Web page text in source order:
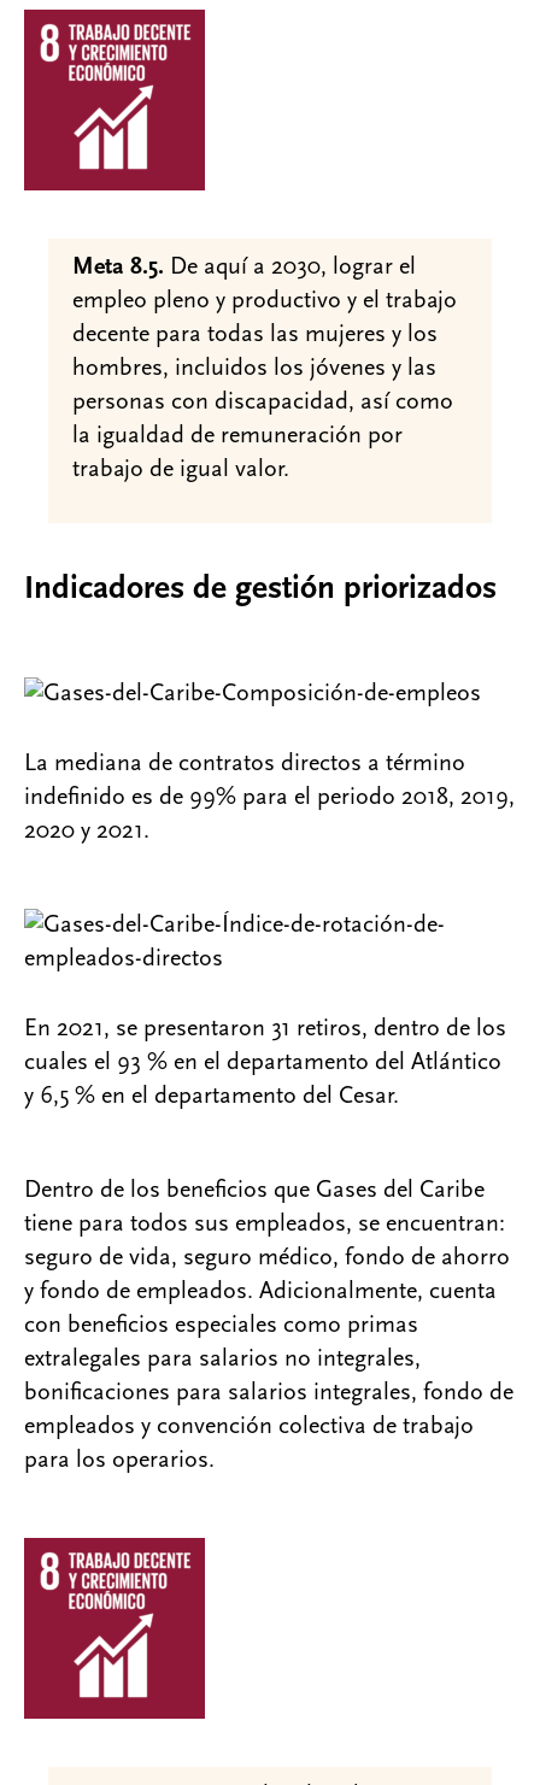
Meta 8.5. De aquí a 2030, lograr el
empleo pleno y productivo y el trabajo
decente para todas las mujeres y los
hombres, incluidos los jóvenes y las
personas con discapacidad, así como
la igualdad de remuneración por
trabajo de igual valor.
Indicadores de gestión priorizados
La mediana de contratos directos a término
indefinido es de 99% para el periodo 2018, 2019,
2020 y 2021.
En 2021, se presentaron 31 retiros, dentro de los
cuales el 93 % en el departamento del Atlántico
y 6,5 % en el departamento del Cesar.
Dentro de los beneficios que Gases del Caribe
tiene para todos sus empleados, se encuentran:
seguro de vida, seguro médico, fondo de ahorro
y fondo de empleados. Adicionalmente, cuenta
con beneficios especiales como primas
extralegales para salarios no integrales,
bonificaciones para salarios integrales, fondo de
empleados y convención colectiva de trabajo
para los operarios.